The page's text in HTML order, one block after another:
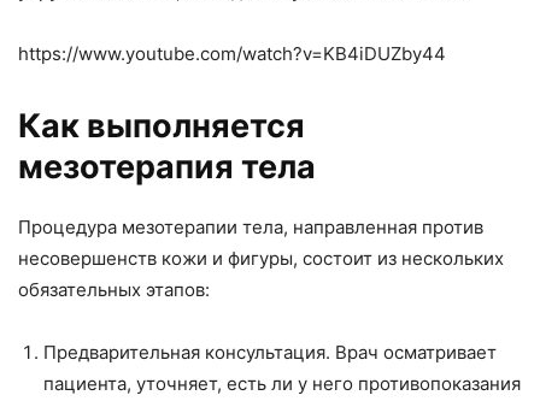
https://www.youtube.com/watch?v=KB4iDUZby44
Как выполняется
мезотерапия тела
Процедура мезотерапии тела, направленная против
несовершенств кожи и фигуры, состоит из нескольких
обязательных этапов:
Предварительная консультация. Врач осматривает
пациента, уточняет, есть ли у него противопоказания